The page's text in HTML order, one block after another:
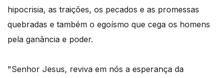
hipocrisia, as traições, os pecados e as promessas
quebradas e também o egoísmo que cega os homens
pela ganância e poder.
"Senhor Jesus, reviva em nós a esperança da